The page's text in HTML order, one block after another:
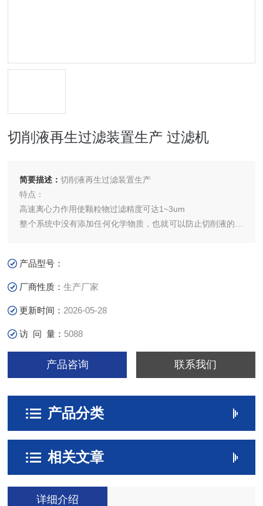
切削液再生过滤装置生产 过滤机
简要描述：切削液再生过滤装置生产
特点：
高速离心力作用使颗粒物过滤精度可达1~3um
整个系统中没有添加任何化学物质，也就可以防止切削液的成
等污染物分离处理，真正达到使切削液循环利用的目的。
设备结构合理，品质可靠耐用，无易耗材料；
产品型号：
厂商性质：生产厂家
更新时间： 2026-05-28
访 问 量： 5088
产品咨询 联系我们
产品分类
相关文章
详细介绍